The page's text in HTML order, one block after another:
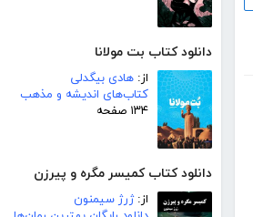
دانلود کتاب بت مولانا
از: هادی بیگدلی
کتاب‌های اندیشه و مذهب
۱۳۴ صفحه
دانلود کتاب کمیسر مگره و پیرزن
از:ژرژ سیمنون